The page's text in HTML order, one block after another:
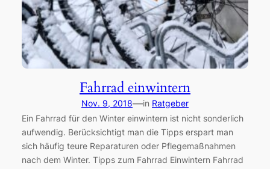
Fahrrad einwintern
Nov. 9, 2018—in Ratgeber
Ein Fahrrad für den Winter einwintern ist nicht sonderlich
aufwendig. Berücksichtigt man die Tipps erspart man
sich häufig teure Reparaturen oder Pflegemaßnahmen
nach dem Winter. Tipps zum Fahrrad Einwintern Fahrrad